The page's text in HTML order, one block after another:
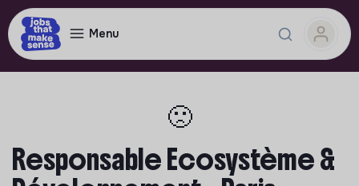
Menu
🙁
Responsable Ecosystème &